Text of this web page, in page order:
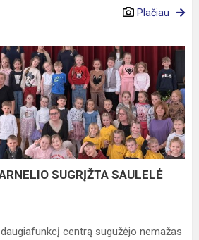
Plačiau
SUGRĮŽTA SAULELĖ
centrą sugužėjo nemažas